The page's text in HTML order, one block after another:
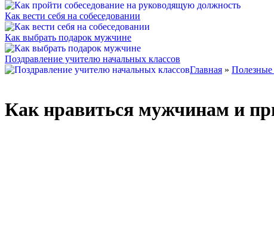
Как вести себя на собеседовании
Как выбрать подарок мужчине
Поздравление учителю начальных классов
Главная » Полезные
Как нравиться мужчинам и